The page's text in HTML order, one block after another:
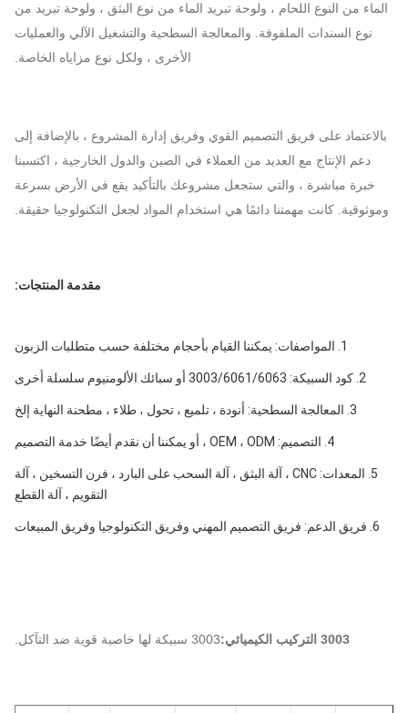
الماء من النوع اللحام ، ولوحة تبريد الماء من نوع البثق ، ولوحة تبريد من
نوع السندات الملفوفة. والمعالجة السطحية والتشغيل الآلي والعمليات
الأخرى ، ولكل نوع مزاياه الخاصة.
بالاعتماد على فريق التصميم القوي وفريق إدارة المشروع ، بالإضافة إلى
دعم الإنتاج مع العديد من العملاء في الصين والدول الخارجية ، اكتسبنا
خبرة مباشرة ، والتي ستجعل مشروعك بالتأكيد يقع في الأرض بسرعة
وموثوقية. كانت مهمتنا دائمًا هي استخدام المواد لجعل التكنولوجيا حقيقة.
مقدمة المنتجات:
1. المواصفات: يمكننا القيام بأحجام مختلفة حسب متطلبات الزبون
2. كود السبيكة: 3003/6061/6063 أو سبائك الألومنيوم سلسلة أخرى
3. المعالجة السطحية: أنودة ، تلميع ، تحول ، طلاء ، مطحنة النهاية إلخ
4. التصميم: OEM ، ODM ، أو يمكننا أن نقدم أيضًا خدمة التصميم
5. المعدات: CNC ، آلة البثق ، آلة السحب على البارد ، فرن التسخين ، آلة
التقويم ، آلة القطع
6. فريق الدعم: فريق التصميم المهني وفريق التكنولوجيا وفريق المبيعات
3003 التركيب الكيميائي: 3003 سبيكة لها خاصية قوية ضد التآكل.